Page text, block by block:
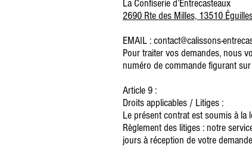
La Confiserie d’Entrecasteaux
2690 Rte des Milles, 13510
EMAIL : contact@calissons-
Pour traiter vos demandes, nous
numéro de commande figurant
Article 9 :
Droits applicables / Litiges :
Le présent contrat est soumis à la
Règlement des litiges : notre
jours à réception de votre